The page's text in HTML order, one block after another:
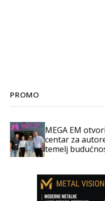
PROMO
MEGA EM
centar za
temelj